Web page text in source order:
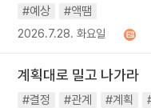
#예상
#액땜
2026.7.28. 화요일
계획대로 밀고 나가라
#결정 #관계 #계획